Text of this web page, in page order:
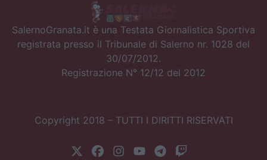
SalernoGranata.it è una Testata Giornalistica Sportiva
registrata presso il Tribunale di Salerno nr. 1028 del
30/07/2012.
Registrazione N° 12/12 del 2012
Copyright 2018 – TUTTI I DIRITTI RISERVATI